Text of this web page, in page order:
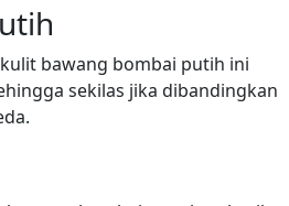
bawang bombai putih ini
sekilas jika dibandingkan